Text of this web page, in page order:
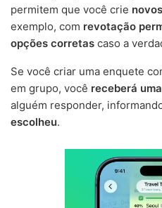
permitem que você crie
exemplo, com revotação
opções corretas caso a
Se você criar uma enquete
em grupo, você receberá
alguém responder,
escolheu.